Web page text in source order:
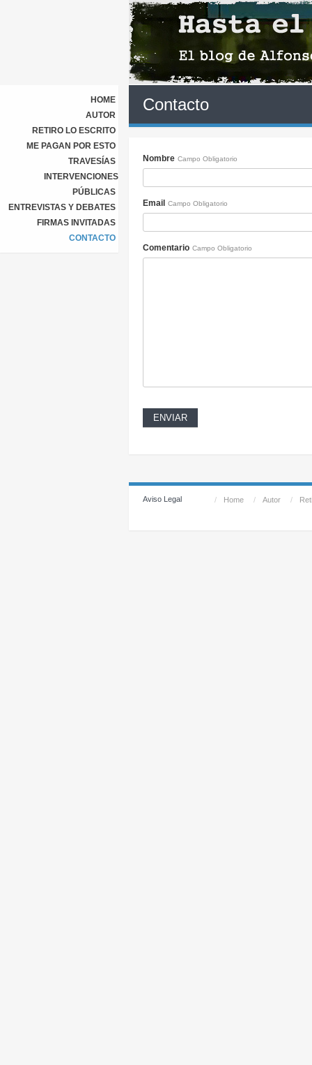
HOME
AUTOR
RETIRO LO ESCRITO
ME PAGAN POR ESTO
TRAVESÍAS
INTERVENCIONES
PÚBLICAS
ENTREVISTAS Y DEBATES
FIRMAS INVITADAS
CONTACTO
Contacto
Nombre Campo Obligatorio
Email Campo Obligatorio
Comentario Campo Obligatorio
Aviso Legal / Home / Autor /